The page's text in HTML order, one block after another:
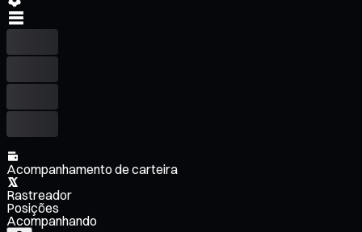
Acompanhamento de carteira
Rastreador
Posições
Acompanhando